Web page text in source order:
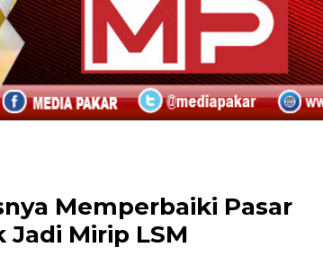
Memperbaiki Pasar
Jadi Mirip LSM